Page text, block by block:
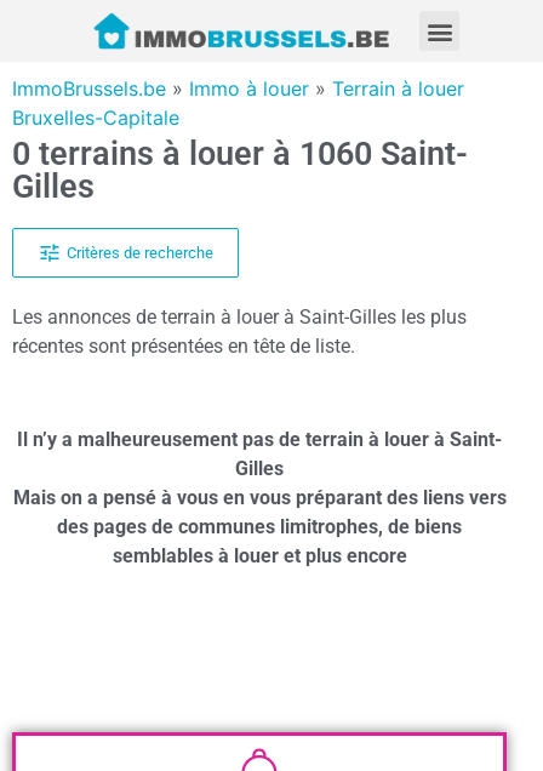
ImmoBrussels.be » Immo à louer » Terrain à louer
Bruxelles-Capitale
0 terrains à louer à 1060 Saint-
Gilles
Critères de recherche
Les annonces de terrain à louer à Saint-Gilles les plus
récentes sont présentées en tête de liste.
Il n’y a malheureusement pas de terrain à louer à Saint-
Gilles
Mais on a pensé à vous en vous préparant des liens vers
des pages de communes limitrophes, de biens
semblables à louer et plus encore